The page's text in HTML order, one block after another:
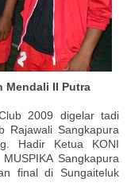
Mendali II Putra
2009 digelar tadi
Rajawali Sangkapura
Hadir Ketua KONI
Sangkapura
final di Sungaiteluk